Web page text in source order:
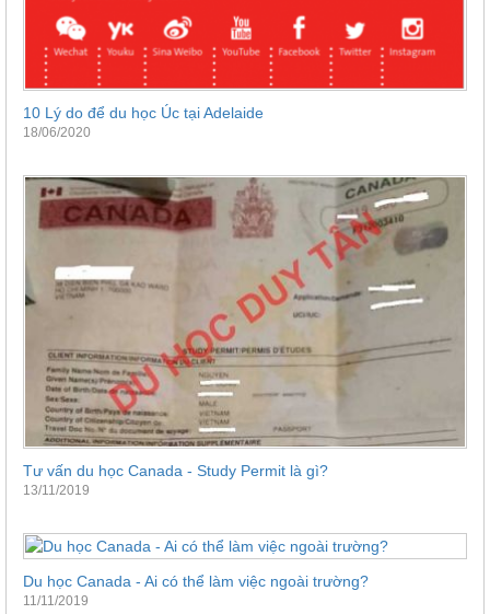
10 Lý do để du học Úc tại Adelaide
18/06/2020
Tư vấn du học Canada - Study Permit là gì?
13/11/2019
Du học Canada - Ai có thể làm việc ngoài trường?
11/11/2019